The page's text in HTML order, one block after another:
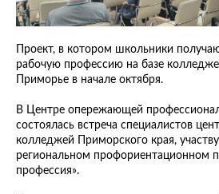
Проект, в котором школьники
рабочую профессию на базе
Приморье в начале октября.
В Центре опережающей
состоялась встреча специалистов
колледжей Приморского края,
региональном профориентационном
профессия».